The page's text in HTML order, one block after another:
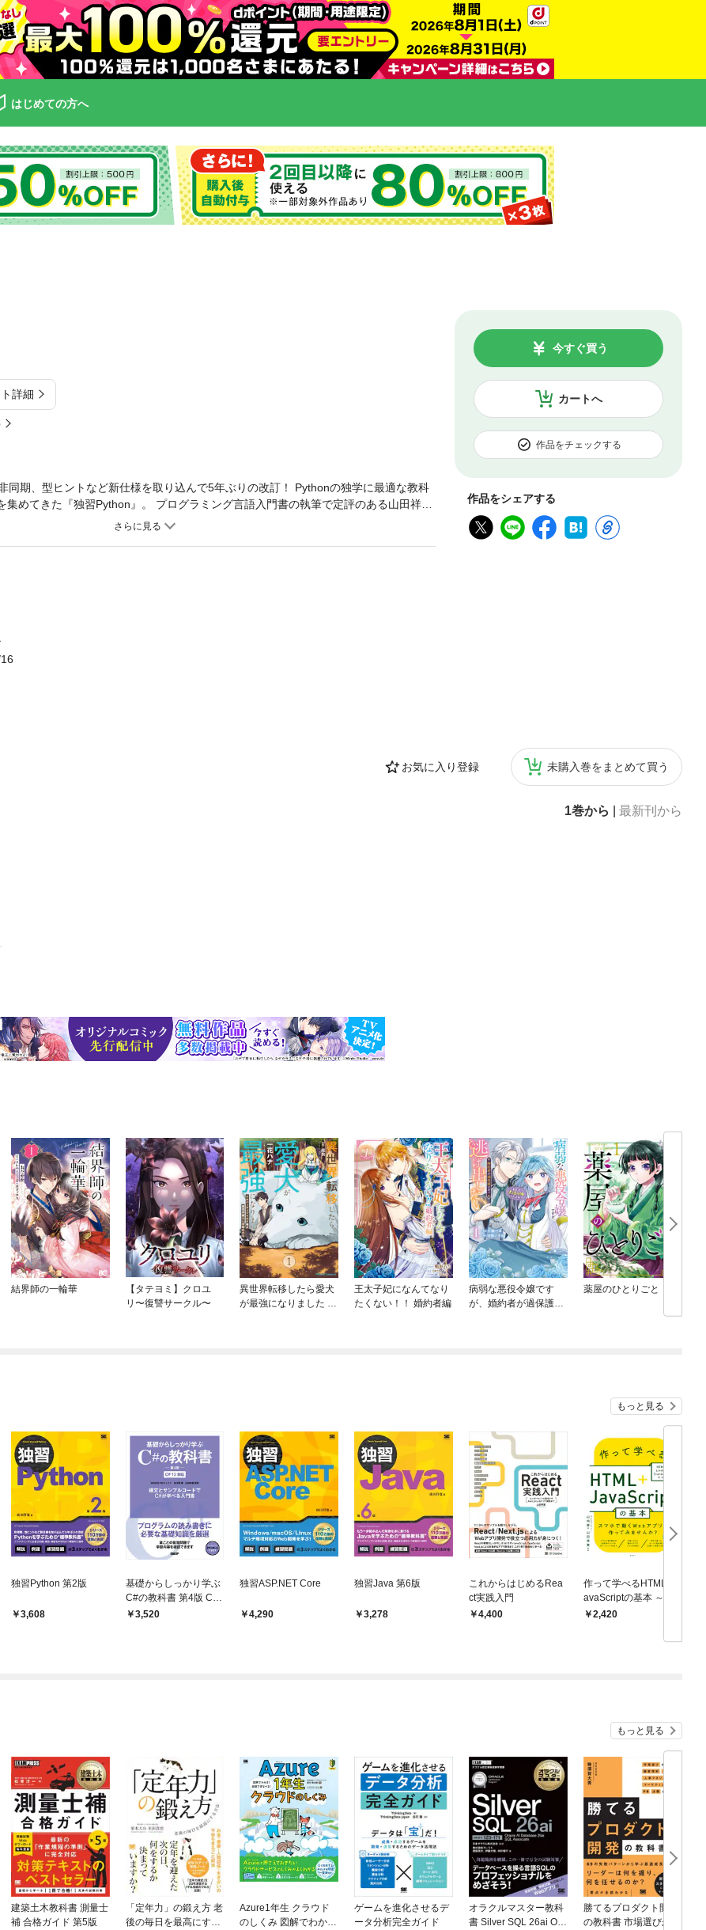
はじめての方へ
詳細 カートへ
今すぐ買う
作品をチェックする
作品をシェアする
お気に入り登録 未購入巻をまとめて買う
1巻から 最新刊から
同期、型ヒントなど新仕様を取り込んで5年ぶりの改訂！ Pythonの独学に最適な教科
めてきた『独習Python』。 プログラミング言語入門書の執筆で定評のある山田祥寛
まに、非同期、型ヒントなど注目の新仕様を取り込んで改訂！ 独習シリーズの強みで
グラミングの基礎知識がない方でも、 ●解説 ●例題（サンプル） ●理解度チェック と
プログラミングを行う際に必要な知識・概念・機能を体系的に習得できます。 プロ
Pythonプログラミングの基本をしっかり身につけたい」という方におすすめの一冊で
ントロダクション ●第2章 Pythonの基本 ●第3章 演算子 ●第4章 制御構文 ●第5章 標準
ライブラリ（コレクション） ●第7章 標準ライブラリ（その他） ●第8章 ユーザー定
理解度チェック」解答 ※本電子書籍は同名出版物を底本として作成しました。記載内
結界師の一輪華
【タテヨミ】クロユ
リ〜復讐サークル〜
異世界転移したら愛犬
が最強になりました ～
王太子妃になんてなり
たくない！！ 婚約者編
病弱な悪役令嬢です
が、婚約者が過保護す
薬屋のひとりごと
もっと見る
独習Python 第2版
3,608
基礎からしっかり学ぶ
C#の教科書 第4版 C#
13対応
3,520
独習ASP.NET Core
4,290
独習Java 第6版
3,278
これからはじめるRea
ct実践入門
4,400
作って学べるHTML＋J
avaScriptの基本 ～ HT
ML Living Standard対
2,420
もっと見る
建築土木教科書 測量士
補 合格ガイド 第5版
「定年力」の鍛え方 老
後の毎日を最高にする
Azure1年生 クラウド
のしくみ 図解でわか
ゲームを進化させるデ
ータ分析完全ガイド
オラクルマスター教科
書 Silver SQL 26ai Ora
勝てるプロダクト開発
の教科書 市場選びから